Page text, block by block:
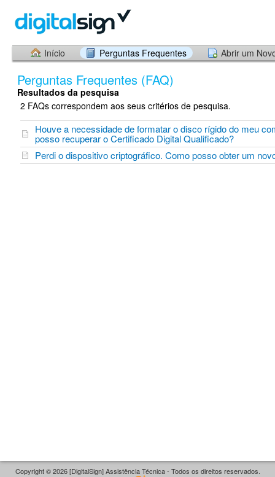
Início Perguntas Frequentes Abrir um
Perguntas Frequentes (FAQ)
Resultados da pesquisa
2 FAQs correspondem aos seus critérios de pesquisa.
Houve a necessidade de formatar o disco rígido do meu
posso recuperar o Certificado Digital Qualificado?
Perdi o dispositivo criptográfico. Como posso obter um
Copyright © 2026 [DigitalSign] Assistência Técnica - Todos os direitos reservados.